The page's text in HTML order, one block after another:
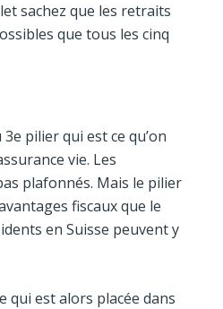
sachez que les retraits
que tous les cinq
3e pilier qui est ce qu’on
vie. Les
plafonnés. Mais le pilier
fiscaux que le
en Suisse peuvent y
qui est alors placée dans